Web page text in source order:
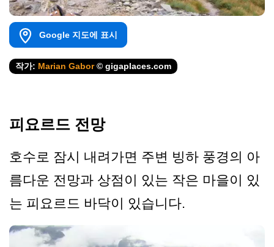
Google 지도에 표시
작가: Marian Gabor© gigaplaces.com
피요르드 전망
호수로 잠시 내려가면 주변 빙하 풍경의 아
름다운 전망과 상점이 있는 작은 마을이 있
는 피요르드 바닥이 있습니다.